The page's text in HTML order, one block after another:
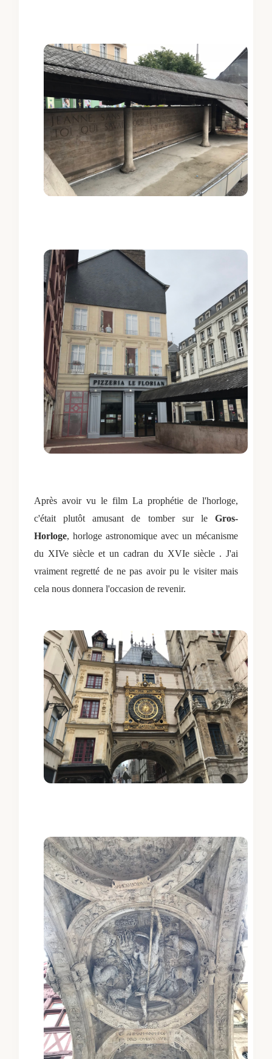
Après avoir vu le film La prophétie de l'horloge,
c'était plutôt amusant de tomber sur le Gros-
Horloge, horloge astronomique avec un mécanisme
du XIVe siècle et un cadran du XVIe siècle . J'ai
vraiment regretté de ne pas avoir pu le visiter mais
cela nous donnera l'occasion de revenir.